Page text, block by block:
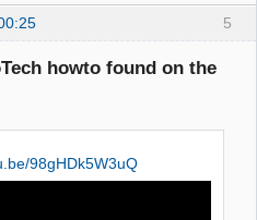
5
howto found on the
98gHDk5W3uQ